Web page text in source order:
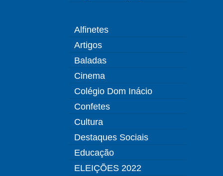
Alfinetes
Artigos
Baladas
Cinema
Colégio Dom Inácio
Confetes
Cultura
Destaques Sociais
Educação
ELEIÇÕES 2022